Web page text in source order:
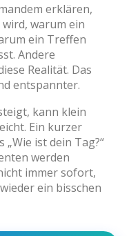
erklären,
warum ein
ein Treffen
Andere
Realität. Das
entspannter.
kann klein
Ein kurzer
ist dein Tag?“
werden
immer sofort,
ein bisschen